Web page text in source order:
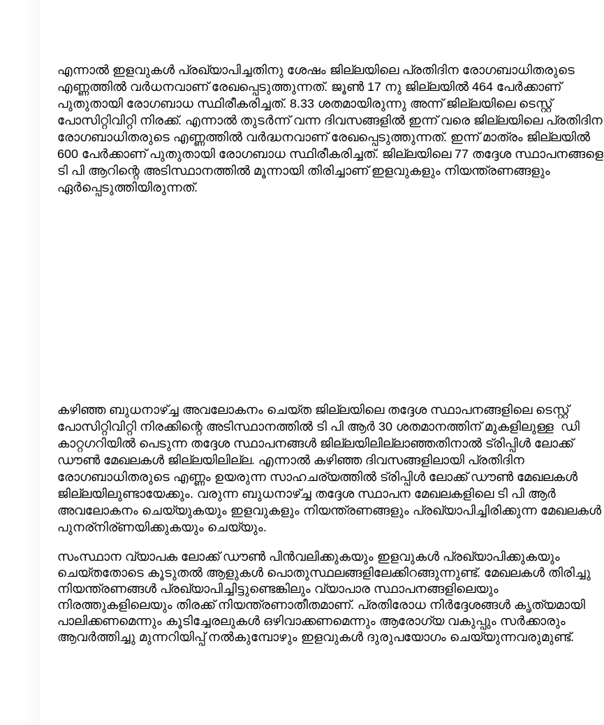
എന്നാൽ ഇളവുകൾ പ്രഖ്യാപിച്ചതിനു ശേഷം ജില്ലയിലെ പ്രതിദിന രോഗബാധിതരുടെ
എണ്ണത്തിൽ വർധനവാണ് രേഖപ്പെടുത്തുന്നത്. ജൂൺ 17 നു ജില്ലയിൽ 464 പേർക്കാണ്
പുതുതായി രോഗബാധ സ്ഥിരീകരിച്ചത്. 8.33 ശതമായിരുന്നു അന്ന് ജില്ലയിലെ ടെസ്റ്റ്
പോസിറ്റിവിറ്റി നിരക്ക്. എന്നാൽ തുടർന്ന് വന്ന ദിവസങ്ങളിൽ ഇന്ന് വരെ ജില്ലയിലെ പ്രതിദിന
രോഗബാധിതരുടെ എണ്ണത്തിൽ വർദ്ധനവാണ്‌ രേഖപ്പെടുത്തുന്നത്. ഇന്ന് മാത്രം ജില്ലയിൽ
600 പേർക്കാണ് പുതുതായി രോഗബാധ സ്ഥിരീകരിച്ചത്. ജില്ലയിലെ 77 തദ്ദേശ സ്ഥാപനങ്ങളെ
ടി പി ആറിന്റെ അടിസ്ഥാനത്തിൽ മൂന്നായി തിരിച്ചാണ് ഇളവുകളും നിയന്ത്രണങ്ങളും
ഏർപ്പെടുത്തിയിരുന്നത്.
കഴിഞ്ഞ ബുധനാഴ്ച്ച അവലോകനം ചെയ്ത ജില്ലയിലെ തദ്ദേശ സ്ഥാപനങ്ങളിലെ ടെസ്റ്റ്
പോസിറ്റിവിറ്റി നിരക്കിന്റെ അടിസ്ഥാനത്തിൽ ടി പി ആർ 30 ശതമാനത്തിന് മുകളിലുള്ള ഡി
കാറ്റഗറിയില്‍ പെടുന്ന തദ്ദേശ സ്ഥാപനങ്ങള്‍ ജില്ലയിലില്ലാഞ്ഞതിനാൽ ട്രിപ്പിൾ ലോക്ക്
ഡൗൺ മേഖലകൾ ജില്ലയിലില്ല. എന്നാൽ കഴിഞ്ഞ ദിവസങ്ങളിലായി പ്രതിദിന
രോഗബാധിതരുടെ എണ്ണം ഉയരുന്ന സാഹചര്യത്തിൽ ട്രിപ്പിൾ ലോക്ക് ഡൗൺ മേഖലകൾ
ജില്ലയിലുണ്ടായേക്കും. വരുന്ന ബുധനാഴ്ച്ച തദ്ദേശ സ്ഥാപന മേഖലകളിലെ ടി പി ആർ
അവലോകനം ചെയ്യുകയും ഇളവുകളും നിയന്ത്രണങ്ങളും പ്രഖ്യാപിച്ചിരിക്കുന്ന മേഖലകൾ
പുനര്നിര്ണയിക്കുകയും ചെയ്യും.
സംസ്ഥാന വ്യാപക ലോക്ക് ഡൗൺ പിൻവലിക്കുകയും ഇളവുകൾ പ്രഖ്യാപിക്കുകയും
ചെയ്തതോടെ കൂടുതൽ ആളുകൾ പൊതുസ്ഥലങ്ങളിലേക്കിറങ്ങുന്നുണ്ട്. മേഖലകൾ തിരിച്ചു
നിയന്ത്രണങ്ങൾ പ്രഖ്യാപിച്ചിട്ടുണ്ടെങ്കിലും വ്യാപാര സ്ഥാപനങ്ങളിലെയും
നിരത്തുകളിലെയും തിരക്ക് നിയന്ത്രണാതീതമാണ്. പ്രതിരോധ നിർദ്ദേശങ്ങൾ കൃത്യമായി
പാലിക്കണമെന്നും കൂടിച്ചേരലുകൾ ഒഴിവാക്കണമെന്നും ആരോഗ്യ വകുപ്പും സർക്കാരും
ആവർത്തിച്ചു മുന്നറിയിപ്പ് നൽകുമ്പോഴും ഇളവുകൾ ദുരുപയോഗം ചെയ്യുന്നവരുമുണ്ട്.